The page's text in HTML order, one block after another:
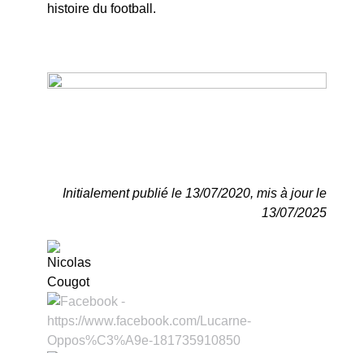
histoire du football.
Initialement publié le 13/07/2020, mis à jour le
13/07/2025